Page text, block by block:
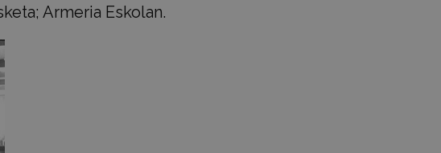
Armeria Eskolan.